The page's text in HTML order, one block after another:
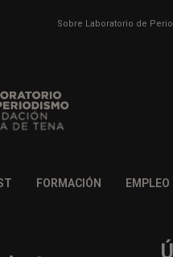
Sobre Laboratorio de
FORMACIÓN EMPLEO